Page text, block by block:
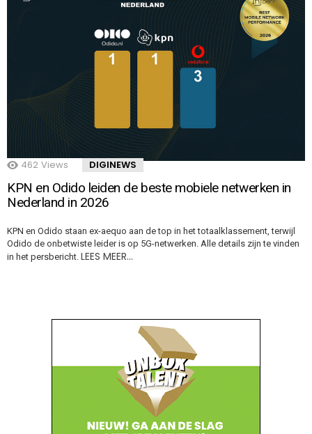
462 Views DIGINEWS
KPN en Odido leiden de beste mobiele netwerken in
Nederland in 2026
KPN en Odido staan ex-aequo aan de top in het totaalklassement, terwijl
Odido de onbetwiste leider is op 5G-netwerken. Alle details zijn te vinden
in het persbericht. LEES MEER…